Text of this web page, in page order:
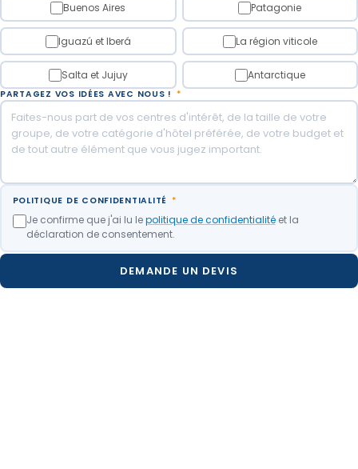
Buenos Aires Patagonie
Iguazú et Iberá La région viticole
Salta et Jujuy Antarctique
PARTAGEZ VOS IDÉES AVEC NOUS ! *
POLITIQUE DE CONFIDENTIALITÉ *
Je confirme que j'ai lu lepolitique de confidentialitéet la
déclaration de consentement.
DEMANDE UN DEVIS